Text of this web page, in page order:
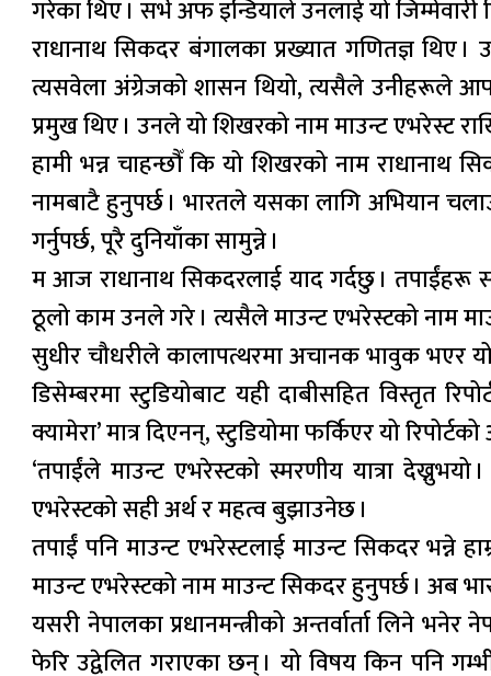
गरेका थिए । सर्भे अफ इन्डियाले उनलाई यो
राधानाथ सिकदर बंगालका प्रख्यात गणितज्ञ थिए ।
त्यसवेला अंग्रेजको शासन थियो, त्यसैले उनीहरूले
प्रमुख थिए । उनले यो शिखरको नाम माउन्ट एभरेस्ट
हामी भन्न चाहन्छौँ कि यो शिखरको नाम राधानाथ
नामबाटै हुनुपर्छ । भारतले यसका लागि अभियान
गर्नुपर्छ, पूरै दुनियाँका सामुन्ने ।
म आज राधानाथ सिकदरलाई याद गर्दछु । तपाईंहरू
ठूलो काम उनले गरे । त्यसैले माउन्ट एभरेस्टको नाम
सुधीर चौधरीले कालापत्थरमा अचानक भावुक भएर
डिसेम्बरमा स्टुडियोबाट यही दाबीसहित विस्तृत
क्यामेरा’ मात्र दिएनन्, स्टुडियोमा फर्किएर यो
‘तपाईंले माउन्ट एभरेस्टको स्मरणीय यात्रा
एभरेस्टको सही अर्थ र महत्व बुझाउनेछ ।
तपाईं पनि माउन्ट एभरेस्टलाई माउन्ट सिकदर भन्ने
माउन्ट एभरेस्टको नाम माउन्ट सिकदर हुनुपर्छ । अब
यसरी नेपालका प्रधानमन्त्रीको अन्तर्वार्ता लिने भनेर
फेरि उद्वेलित गराएका छन् । यो विषय किन पनि